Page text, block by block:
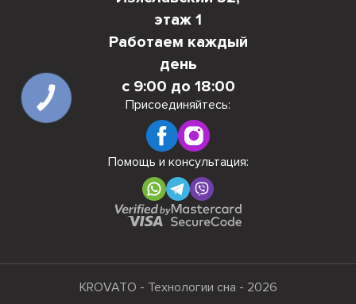
этаж 1
Работаем каждый
день
с 9:00 до 18:00
Присоединяйтесь:
Помощь и консультация:
KROVATO - Технологии сна - 2026
КНОПКА
СВЯЗИ